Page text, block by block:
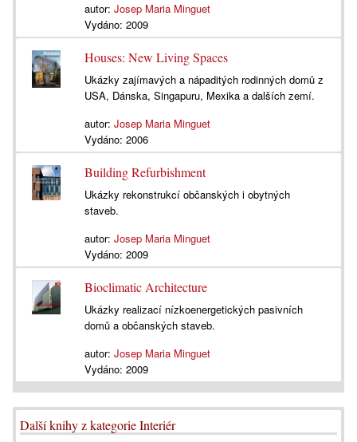
autor: Josep Maria Minguet
Vydáno: 2009
Houses: New Living Spaces
Ukázky zajímavých a nápaditých rodinných domů z
USA, Dánska, Singapuru, Mexika a dalších zemí.
autor: Josep Maria Minguet
Vydáno: 2006
Building Refurbishment
Ukázky rekonstrukcí občanských i obytných
staveb.
autor: Josep Maria Minguet
Vydáno: 2009
Bioclimatic Architecture
Ukázky realizací nízkoenergetických pasivních
domů a občanských staveb.
autor: Josep Maria Minguet
Vydáno: 2009
Další knihy z kategorie Interiér